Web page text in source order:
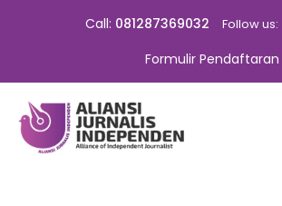
Call: 081287369032 Follow us:
Formulir Pendaftaran